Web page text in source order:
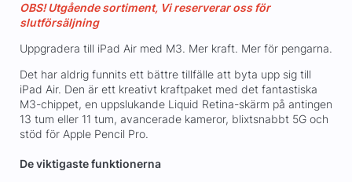
OBS! Utgående sortiment, Vi reserverar oss för
slutförsäljning
Uppgradera till iPad Air med M3. Mer kraft. Mer för pengarna.
Det har aldrig funnits ett bättre tillfälle att byta upp sig till
iPad Air. Den är ett kreativt kraftpaket med det fantastiska
M3-chippet, en uppslukande Liquid Retina-skärm på antingen
13 tum eller 11 tum, avancerade kameror, blixtsnabbt 5G och
stöd för Apple Pencil Pro.
De viktigaste funktionerna